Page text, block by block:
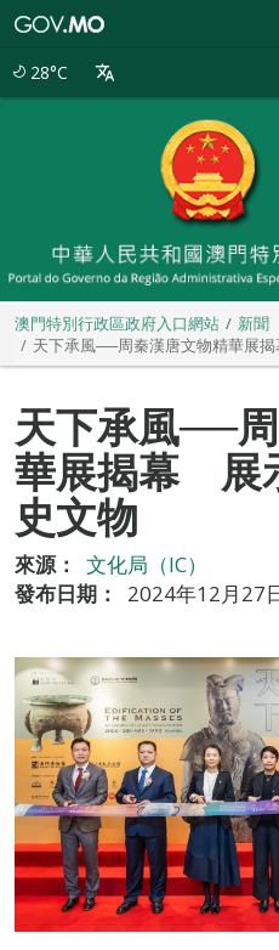
28°C
澳門特別行政區政府入口網站
新聞
天下承風──周秦漢唐文物精華展
天下承風──
華展揭幕 展
史文物
來源：
文化局（IC）
發布日期：
2024年12月27